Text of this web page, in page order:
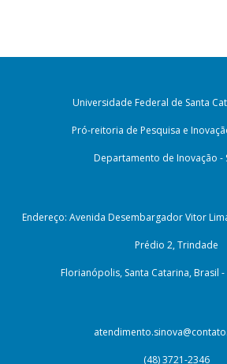
Universidade Federal de Santa
Pró-reitoria de Pesquisa e
Departamento de Inovação -
Endereço: Avenida Desembargador Vitor
Prédio 2, Trindade
Florianópolis, Santa Catarina, Brasil -
(48) 3721-2346